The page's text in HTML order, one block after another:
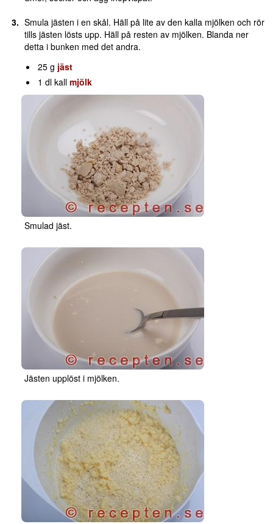
Smula jästen i en skål. Häll på lite av den kalla mjölken och rör
tills jästen lösts upp. Häll på resten av mjölken. Blanda ner
detta i bunken med det andra.
25 g jäst
1 dl kallmjölk
Smulad jäst.
Jästen upplöst i mjölken.